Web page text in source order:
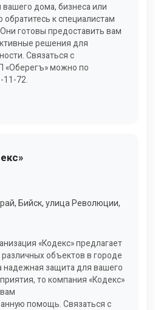
дома, бизнеса или
обратитесь к специалистам
готовы предоставить вам
решения для
Связаться с
«Оберегъ» можно по
11-72.
Бийск, улица Революции,
«Кодекс» предлагает
различных объектов в городе
надежная защита для вашего
то компания «Кодекс»
помощь. Связаться с